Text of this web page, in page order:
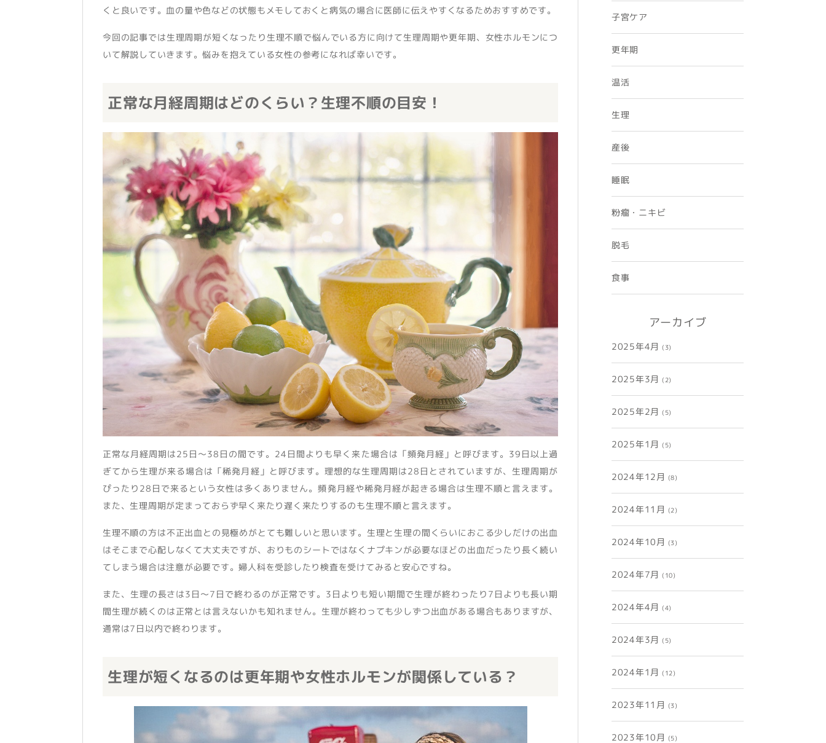
くと良いです。血の量や色などの状態もメモしておくと病気の場合に医師に伝えやすくなるためおすすめです。
今回の記事では生理周期が短くなったり生理不順で悩んでいる方に向けて生理周期や更年期、女性ホルモンにつ
いて解説していきます。悩みを抱えている女性の参考になれば幸いです。
正常な月経周期はどのくらい？生理不順の目安！
正常な月経周期は25日〜38日の間です。24日間よりも早く来た場合は「頻発月経」と呼びます。39日以上過
ぎてから生理が来る場合は「稀発月経」と呼びます。理想的な生理周期は28日とされていますが、生理周期が
ぴったり28日で来るという女性は多くありません。頻発月経や稀発月経が起きる場合は生理不順と言えます。
また、生理周期が定まっておらず早く来たり遅く来たりするのも生理不順と言えます。
生理不順の方は不正出血との見極めがとても難しいと思います。生理と生理の間くらいにおこる少しだけの出血
はそこまで心配しなくて大丈夫ですが、おりものシートではなくナプキンが必要なほどの出血だったり長く続い
てしまう場合は注意が必要です。婦人科を受診したり検査を受けてみると安心ですね。
また、生理の長さは3日〜7日で終わるのが正常です。3日よりも短い期間で生理が終わったり7日よりも長い期
間生理が続くのは正常とは言えないかも知れません。生理が終わっても少しずつ出血がある場合もありますが、
通常は7日以内で終わります。
生理が短くなるのは更年期や女性ホルモンが関係している？
子宮ケア
更年期
温活
生理
産後
睡眠
粉瘤・ニキビ
脱毛
食事
アーカイブ
2025年4月 (3)
2025年3月 (2)
2025年2月 (5)
2025年1月 (5)
2024年12月 (8)
2024年11月 (2)
2024年10月 (3)
2024年7月 (10)
2024年4月 (4)
2024年3月 (5)
2024年1月 (12)
2023年11月 (3)
2023年10月 (5)